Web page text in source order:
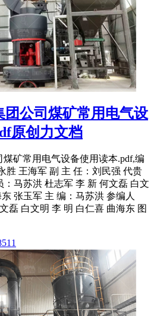
团公司煤矿常用电气设
原创力文档
煤矿常用电气设备使用读本.pdf,编
胜 王海军 副 主 任：刘民强 代贵
：马苏洪 杜志军 李 新 何文磊 白文
张玉军 主 编：马苏洪 参编人
磊 白文明 李 明 白仁喜 曲海东 图